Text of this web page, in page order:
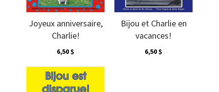
Joyeux anniversaire,
Charlie!
6,50 $
Bijou et Charlie en
vacances!
6,50 $